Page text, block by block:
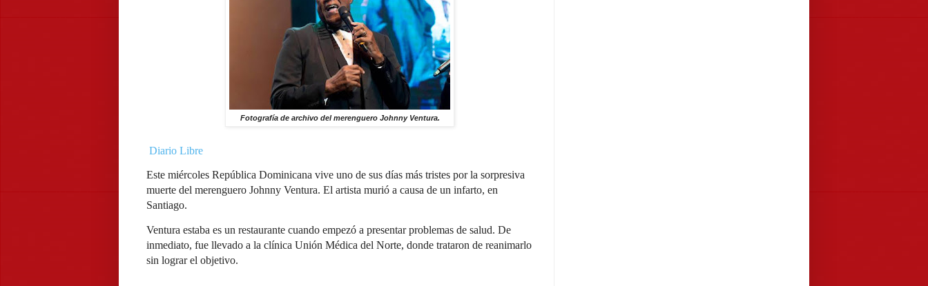
Fotografía de archivo del merenguero Johnny Ventura.
Diario Libre
Este miércoles República Dominicana vive uno de sus días más tristes por la sorpresiva
muerte del merenguero Johnny Ventura. El artista murió a causa de un infarto, en
Santiago.
Ventura estaba es un restaurante cuando empezó a presentar problemas de salud. De
inmediato, fue llevado a la clínica Unión Médica del Norte, donde trataron de reanimarlo
sin lograr el objetivo.